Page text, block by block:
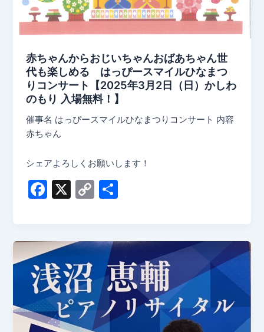
赤ちゃんからおじいちゃんおばあちゃん世
代も楽しめる はっぴースマイルひなまつ
りコンサート【2025年3月2日（日）かしわ
のもり 入場無料！】
催事名 はっぴースマイルひなまつりコンサート 内容
赤ちゃん
シェアよろしくお願いします！
F
e
b
o
o
k
X
C
y
Li
n
k